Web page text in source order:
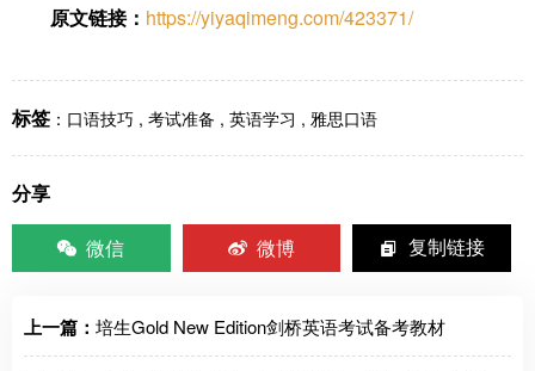
原文链接： https://yiyaqimeng.com/423371/
标签 ： 口语技巧 , 考试准备 , 英语学习 , 雅思口语
分享
微信
微博 复制链接
上一篇： 培生Gold New Edition剑桥英语考试备考教材